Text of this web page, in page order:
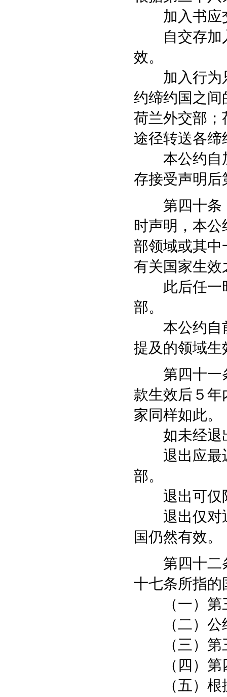
加入书应
自交存加入
效。
加入行为只
约缔约国之间
荷兰外交部；
途径转送各缔
本公约自加
存接受声明后
第四十条
时声明，本
部领域或其中
有关国家生效
此后任一时
部。
本公约自前
提及的领域生
第四十一
款生效后５
家同样如此。
如未经退出
退出应最迟
部。
退出可仅限
退出仅对通
国仍然有效。
第四十二
十七条所指的
（一）第三
（二）公约
（三）第三
（四）第四
（五）根据